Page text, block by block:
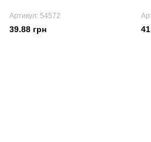
Артикул: 54572
39.88 грн